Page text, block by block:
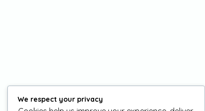
We respect your privacy